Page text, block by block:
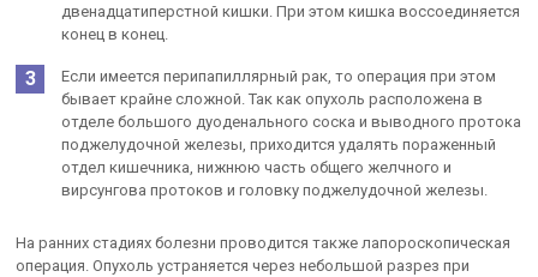
двенадцатиперстной кишки. При этом кишка воссоединяется
конец в конец.
Если имеется перипапиллярный рак, то операция при этом
бывает крайне сложной. Так как опухоль расположена в
отделе большого дуоденального соска и выводного протока
поджелудочной железы, приходится удалять пораженный
отдел кишечника, нижнюю часть общего желчного и
вирсунгова протоков и головку поджелудочной железы.
На ранних стадиях болезни проводится также лапороскопическая
операция. Опухоль устраняется через небольшой разрез при